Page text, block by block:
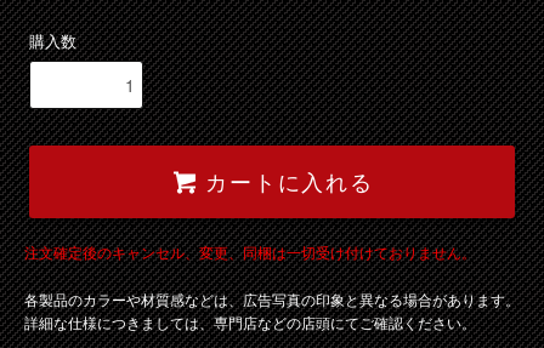
購入数
カートに入れる
注文確定後のキャンセル、変更、同梱は一切受け付けておりません。
各製品のカラーや材質感などは、広告写真の印象と異なる場合があります。
詳細な仕様につきましては、専門店などの店頭にてご確認ください。